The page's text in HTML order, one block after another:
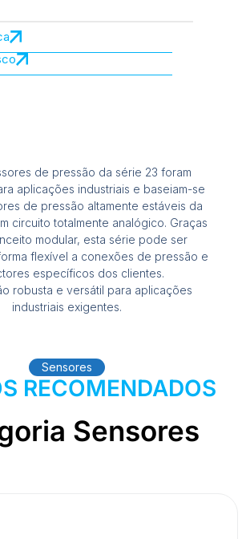
de pressão da série 23 foram
aplicações industriais e baseiam-se
de pressão altamente estáveis da
circuito totalmente analógico. Graças
modular, esta série pode ser
flexível a conexões de pressão e
específicos dos clientes.
robusta e versátil para aplicações
industriais exigentes.
Sensores
RECOMENDADOS
Sensores